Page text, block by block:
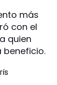
más
con el
quien
beneficio.